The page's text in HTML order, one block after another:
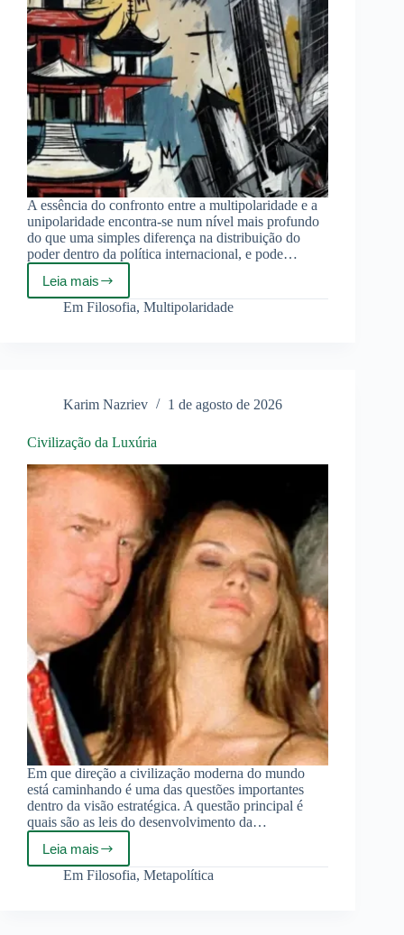
A essência do confronto entre a multipolaridade e a
unipolaridade encontra-se num nível mais profundo
do que uma simples diferença na distribuição do
poder dentro da política internacional, e pode…
Leia maisMultipolaridade
contra
Em Filosofia,Multipolaridade
Karim Nazriev 1 de agosto de 2026
Civilização da Luxúria
Em que direção a civilização moderna do mundo
está caminhando é uma das questões importantes
dentro da visão estratégica. A questão principal é
quais são as leis do desenvolvimento da…
Leia maisCivilização
da
Em Filosofia,Metapolítica